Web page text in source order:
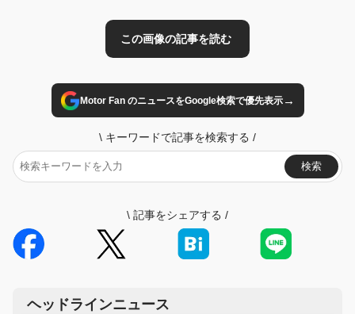
Motor Fan のニュースをGoogle検索で優先表示→
\ キーワードで記事を検索する /
検索
\ 記事をシェアする /
ヘッドラインニュース